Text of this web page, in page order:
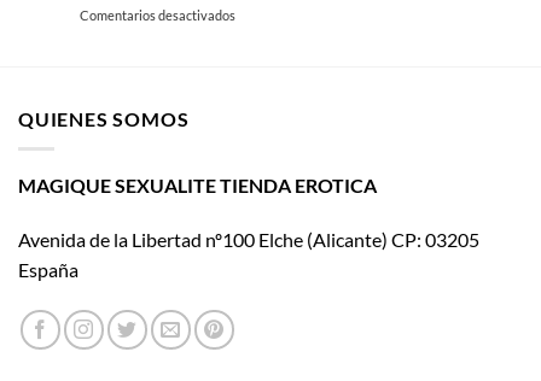
al
Comentarios desactivadosen
convierte
íntima
QUIENES SOMOS
MAGIQUE SEXUALITE TIENDA EROTICA
Avenida de la Libertad nº100 Elche (Alicante) CP: 03205
España